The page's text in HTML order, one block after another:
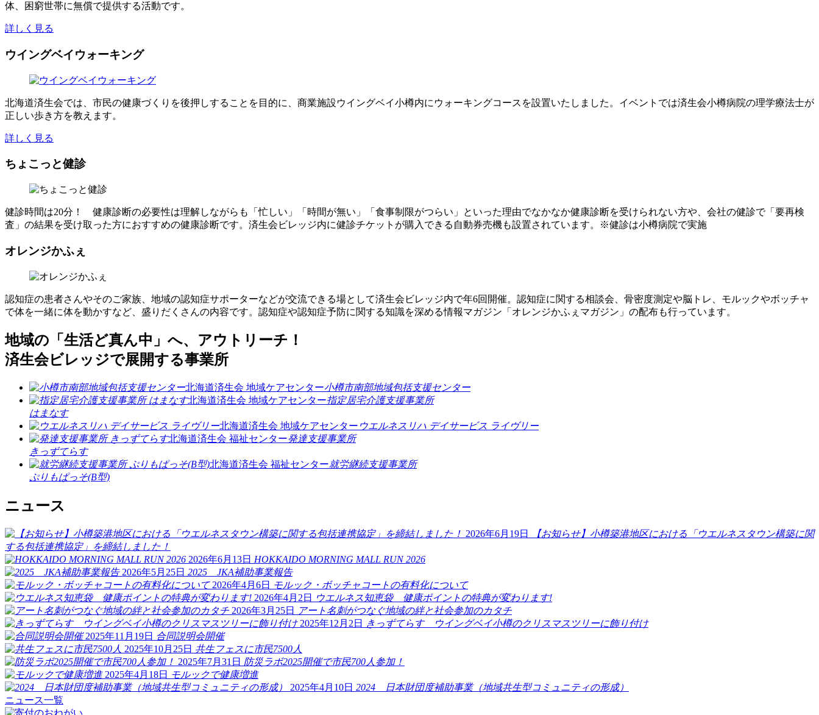
体、困窮世帯に無償で提供する活動です。
詳しく見る
ウイングベイウォーキング
北海道済生会では、市民の健康づくりを後押しすることを目的に、商業施設ウイングベイ小樽内にウォーキングコースを設置いたしました。イベントでは済生会小樽病院の理学療法士が
正しい歩き方を教えます。
詳しく見る
ちょこっと健診
健診時間は20分！ 健康診断の必要性は理解しながらも「忙しい」「時間が無い」「食事制限がつらい」といった理由でなかなか健康診断を受けられない方や、会社の健診で「要再検
査」の結果を受け取った方におすすめの健康診断です。済生会ビレッジ内に健診チケットが購入できる自動券売機も設置されています。※健診は小樽病院で実施
オレンジかふぇ
認知症の患者さんやそのご家族、地域の認知症サポーターなどが交流できる場として済生会ビレッジ内で年6回開催。認知症に関する相談会、骨密度測定や脳トレ、モルックやボッチャ
で体を一緒に体を動かすなど、盛りだくさんの内容です。認知症や認知症予防に関する知識を深める情報マガジン「オレンジかふぇマガジン」の配布も行っています。
地域の「生活ど真ん中」へ、アウトリーチ！
済生会ビレッジで展開する事業所
北海道済生会 地域ケアセンター小樽市南部地域包括支援センター
北海道済生会 地域ケアセンター指定居宅介護支援事業所
はまなす
北海道済生会 地域ケアセンター ウエルネスリハ デイサービス ライヴリー
北海道済生会 福祉センター発達支援事業所
きっずてらす
北海道済生会 福祉センター就労継続支援事業所
ぷりもぱっそ(B型)
ニュース
2026年6月19日
【お知らせ】小樽築港地区における「ウエルネスタウン構築に関
する包括連携協定」を締結しました！
2026年6月13日 HOKKAIDO MORNING MALL RUN 2026
2026年5月25日 2025 JKA補助事業報告
2026年4月6日 モルック・ボッチャコートの有料化について
2026年4月2日
ウエルネス知恵袋 健康ポイントの特典が変わります!
2026年3月25日
アート名刺がつなぐ地域の絆と社会参加のカタチ
2025年12月2日
きっずてらす ウイングベイ小樽のクリスマスツリーに飾り付け
2025年11月19日 合同説明会開催
2025年10月25日 共生フェスに市民7500人
2025年7月31日 防災ラボ2025開催で市民700人参加！
2025年4月18日 モルックで健康増進
2025年4月10日 2024 日本財団度補助事業（地域共生型コミュニティの形成）
ニュース一覧